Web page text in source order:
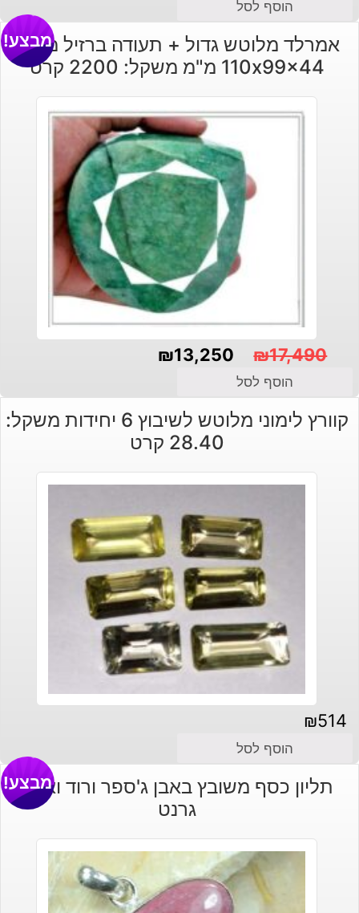
הוסף לסל
אמרלד מלוטש גדול + תעודה ברזיל מידה:
110x99x44 מ"מ משקל: 2200 קרט
מבצע!
₪17,490
המקורי
היה:
₪13,250
הנוכחי
הוא:
הוסף לסל
קוורץ לימוני מלוטש לשיבוץ 6 יחידות משקל:
28.40 קרט
₪514
הוסף לסל
תליון כסף משובץ באבן ג'ספר ורוד ואבני
גרנט
מבצע!